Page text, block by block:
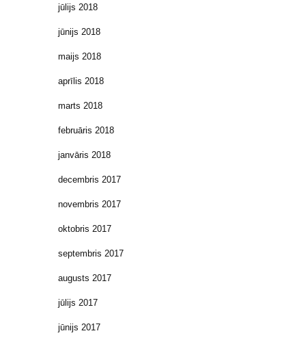
jūlijs 2018
jūnijs 2018
maijs 2018
aprīlis 2018
marts 2018
februāris 2018
janvāris 2018
decembris 2017
novembris 2017
oktobris 2017
septembris 2017
augusts 2017
jūlijs 2017
jūnijs 2017